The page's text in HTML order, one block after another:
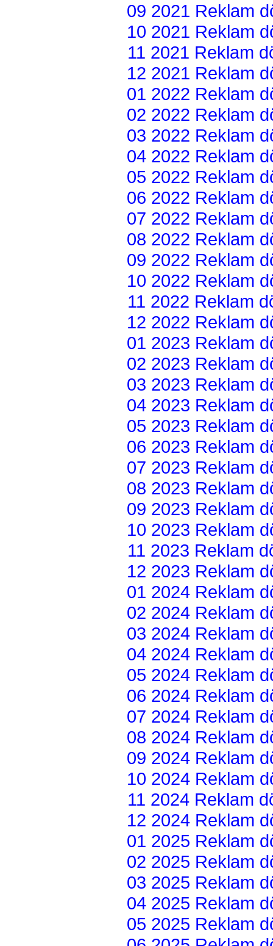
09 2021 Reklam
10 2021 Reklam
11 2021 Reklam
12 2021 Reklam
01 2022 Reklam
02 2022 Reklam
03 2022 Reklam
04 2022 Reklam
05 2022 Reklam
06 2022 Reklam
07 2022 Reklam
08 2022 Reklam
09 2022 Reklam
10 2022 Reklam
11 2022 Reklam
12 2022 Reklam
01 2023 Reklam
02 2023 Reklam
03 2023 Reklam
04 2023 Reklam
05 2023 Reklam
06 2023 Reklam
07 2023 Reklam
08 2023 Reklam
09 2023 Reklam
10 2023 Reklam
11 2023 Reklam
12 2023 Reklam
01 2024 Reklam
02 2024 Reklam
03 2024 Reklam
04 2024 Reklam
05 2024 Reklam
06 2024 Reklam
07 2024 Reklam
08 2024 Reklam
09 2024 Reklam
10 2024 Reklam
11 2024 Reklam
12 2024 Reklam
01 2025 Reklam
02 2025 Reklam
03 2025 Reklam
04 2025 Reklam
05 2025 Reklam